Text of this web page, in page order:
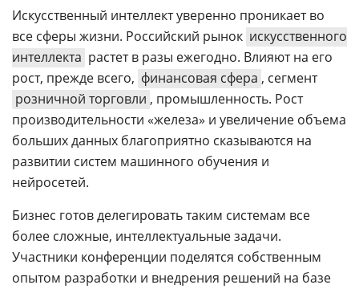
Реклама
Вакансии
Контакты
Дзен
VK
Rutube
Искусственный интеллект уверенно проникает во
все сферы жизни. Российский рынок искусственного
интеллекта растет в разы ежегодно. Влияют на его
рост, прежде всего, финансовая сфера , сегмент
розничной торговли , промышленность. Рост
производительности «железа» и увеличение объема
больших данных благоприятно сказываются на
развитии систем машинного обучения и
нейросетей.
Бизнес готов делегировать таким системам все
более сложные, интеллектуальные задачи.
Участники конференции поделятся собственным
опытом разработки и внедрения решений на базе